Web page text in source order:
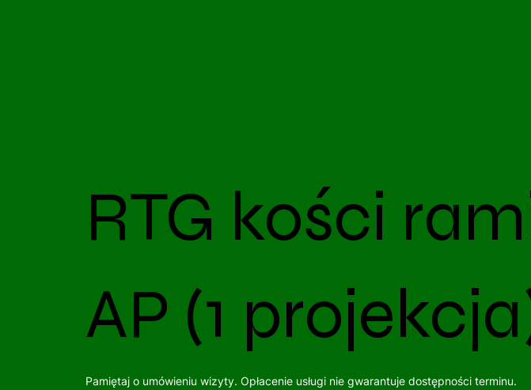
RTG kości
AP (1
Pamiętaj o umówieniu wizyty. Opłacenie usługi nie gwarantuje dostępności terminu.